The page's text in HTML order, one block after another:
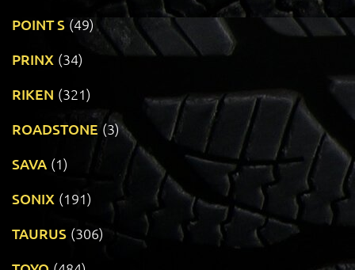
POINT S (49)
PRINX (34)
RIKEN (321)
ROADSTONE (3)
SAVA (1)
SONIX (191)
TAURUS (306)